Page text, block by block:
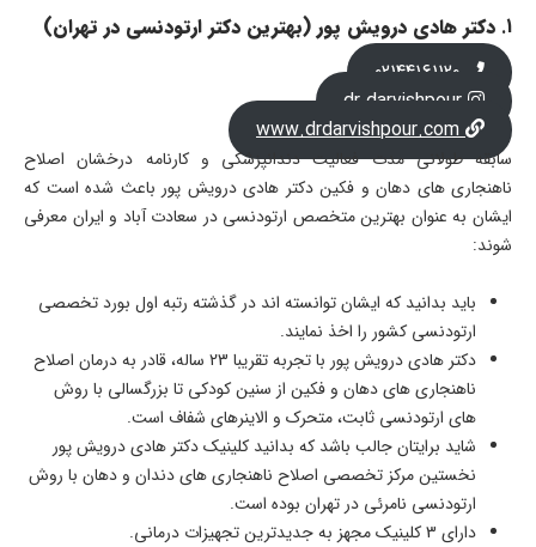
1. دکتر هادی درویش پور (بهترین دکتر ارتودنسی در تهران​)
dr.darvishpour
www.drdarvishpour.com
سابقه طولانی مدت فعالیت دندانپزشکی و کارنامه درخشان اصلاح
ناهنجاری های دهان و فکین دکتر هادی درویش پور باعث شده است که
ایشان به عنوان بهترین متخصص ارتودنسی در سعادت آباد و ایران معرفی
شوند:
باید بدانید که ایشان توانسته اند در گذشته رتبه اول بورد تخصصی
ارتودنسی کشور را اخذ نمایند.
دکتر هادی درویش پور با تجربه تقریبا 23 ساله، قادر به درمان اصلاح
ناهنجاری های دهان و فکین از سنین کودکی تا بزرگسالی با روش
های ارتودنسی ثابت، متحرک و الاینرهای شفاف است.
شاید برایتان جالب باشد که بدانید کلینیک دکتر هادی درویش پور
نخستین مرکز تخصصی اصلاح ناهنجاری های دندان و دهان با روش
ارتودنسی نامرئی در تهران بوده است.
دارای 3 کلینیک مجهز به جدیدترین تجهیزات درمانی.